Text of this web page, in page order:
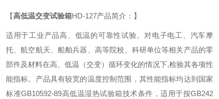
【高低温交变试验箱HD-127产品简介：】
适用于工业产品高、低温的可靠性试验。对电子电工、汽车摩
托、航空航天、船舶兵器、高等院校、科研单位等相关产品的零
部件及材料在高、低温（交变）循环变化的情况下,检验其各项性
能指标。产品具有较宽的温度控制范围，其性能指标均达到国家
标准GB10592-89高低温湿热试验箱技术条件，适用于按GB242